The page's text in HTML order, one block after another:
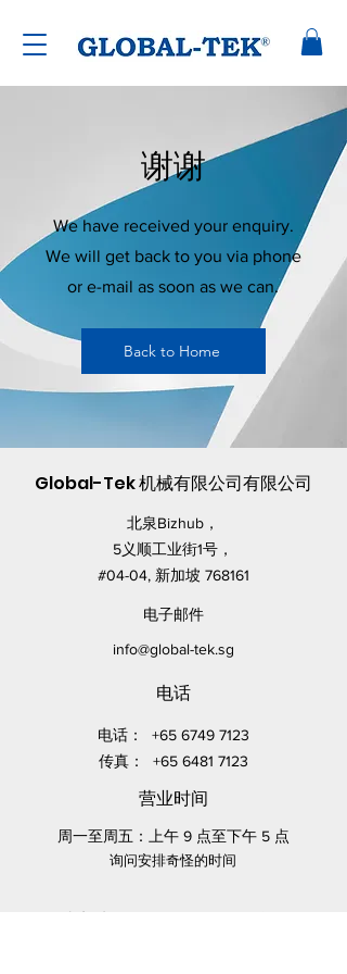
谢谢
We have received your enquiry.
We will get back to you via phone
or e-mail as soon as we can.
Back to Home
Global-Tek 机械有限公司有限公司
北泉Bizhub，
5义顺工业街1号，
#04-04, 新加坡 768161
电子邮件
info@global-tek.sg
电话
电话： +65 6749 7123
传真： +65 6481 7123
营业时间
周一至周五：上午 9 点至下午 5 点
询问安排奇怪的时间
站点地图